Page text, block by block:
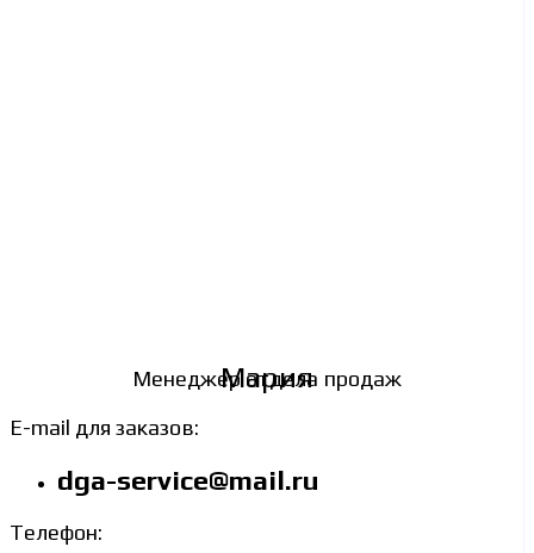
Мария
Менеджер отдела продаж
E-mail для заказов:
dga-service@mail.ru
Телефон: